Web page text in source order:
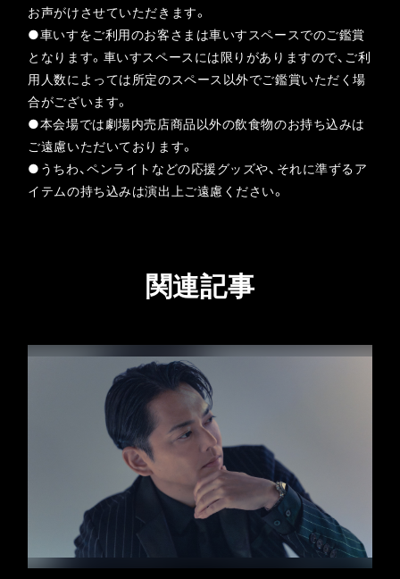
お声がけさせていただきます。
●車いすをご利用のお客さまは車いすスペースでのご鑑賞
となります。車いすスペースには限りがありますので、ご利
用人数によっては所定のスペース以外でご鑑賞いただく場
合がございます。
●本会場では劇場内売店商品以外の飲食物のお持ち込みは
ご遠慮いただいております。
●うちわ、ペンライトなどの応援グッズや、それに準ずるア
イテムの持ち込みは演出上ご遠慮ください。
関連記事